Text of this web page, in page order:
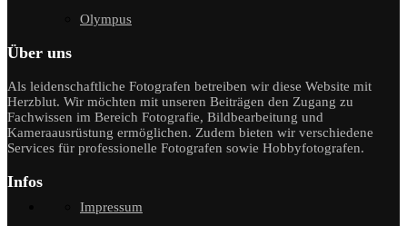
Olympus
Über uns
Als leidenschaftliche Fotografen betreiben wir diese Website mit
Herzblut. Wir möchten mit unseren Beiträgen den Zugang zu
Fachwissen im Bereich Fotografie, Bildbearbeitung und
Kameraausrüstung ermöglichen. Zudem bieten wir verschiedene
Services für professionelle Fotografen sowie Hobbyfotografen.
Infos
Impressum